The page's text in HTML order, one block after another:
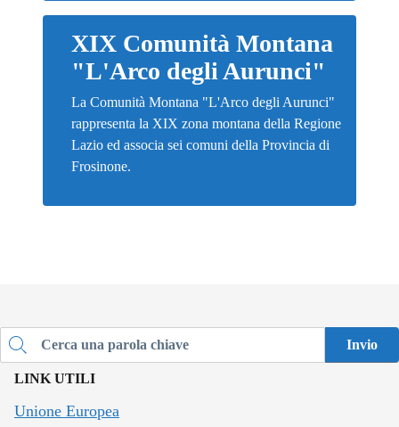
XIX Comunità Montana
"L'Arco degli Aurunci"
La Comunità Montana "L'Arco degli Aurunci"
rappresenta la XIX zona montana della Regione
Lazio ed associa sei comuni della Provincia di
Frosinone.
Cerca una parola chiave
Invio
LINK UTILI
Unione Europea